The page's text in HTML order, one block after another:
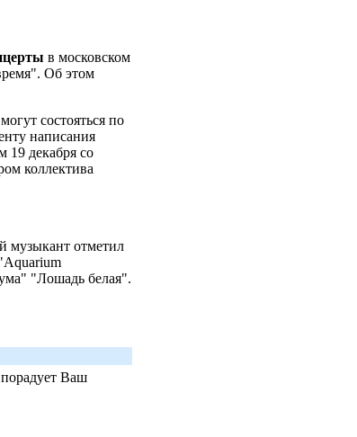
в московском
Об этом
состояться по
написания
19 декабря со
коллектива
музыкант отметил
"Лошадь белая".
Ваш